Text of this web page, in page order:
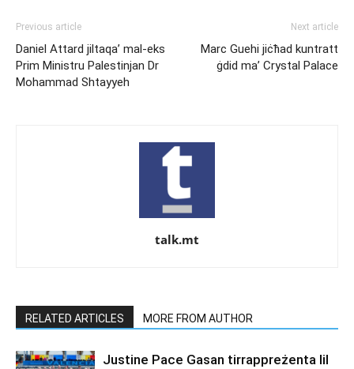
Previous article
Daniel Attard jiltaqa’ mal-eks
Prim Ministru Palestinjan Dr
Mohammad Shtayyeh
Next article
Marc Guehi jiċħad kuntratt
ġdid ma’ Crystal Palace
talk.mt
RELATED ARTICLES MORE FROM AUTHOR
Justine Pace Gasan tirrappreżenta lil